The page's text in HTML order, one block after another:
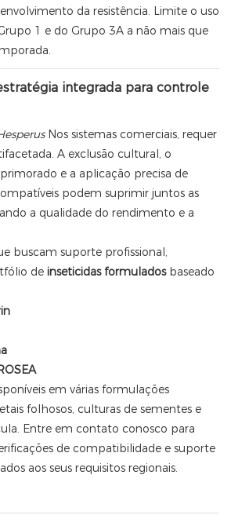
da resistência. Limite o uso
1 e do Grupo 3A a não mais que
integrada para controle
Nos sistemas comerciais, requer
A exclusão cultural, o
e a aplicação precisa de
podem suprimir juntos as
a qualidade do rendimento e a
buscam suporte profissional,
de inseticidas formulados baseado
em várias formulações
folhosos, culturas de sementes e
Entre em contato conosco para
de compatibilidade e suporte
aos seus requisitos regionais.